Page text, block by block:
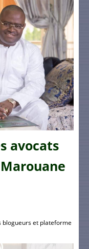
avocats
blogueurs et plateforme